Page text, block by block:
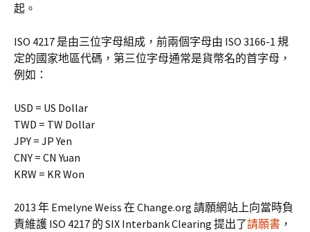
起。
ISO 4217 是由三位字母組成，前兩個字母由 ISO 3166-1 規
定的國家地區代碼，第三位字母通常是貨幣名的首字母，
例如：
USD = US Dollar
TWD = TW Dollar
JPY = JP Yen
CNY = CN Yuan
KRW = KR Won
2013 年 Emelyne Weiss 在 Change.org 請願網站上向當時負
責維護 ISO 4217 的 SIX Interbank Clearing 提出了請願書 ，